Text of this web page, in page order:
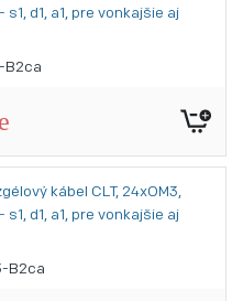
d1, a1, pre vonkajšie aj
B2ca
kábel CLT, 24xOM3,
d1, a1, pre vonkajšie aj
B2ca